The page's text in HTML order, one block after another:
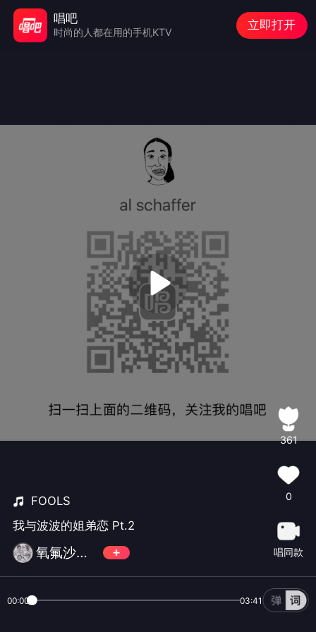
FOOLS
我与波波的姐弟恋 Pt.2
氧氟沙星气泡饮
361
0
唱同款
00:00 03:41
唱吧
时尚的人都在用的手机KTV
立即打开